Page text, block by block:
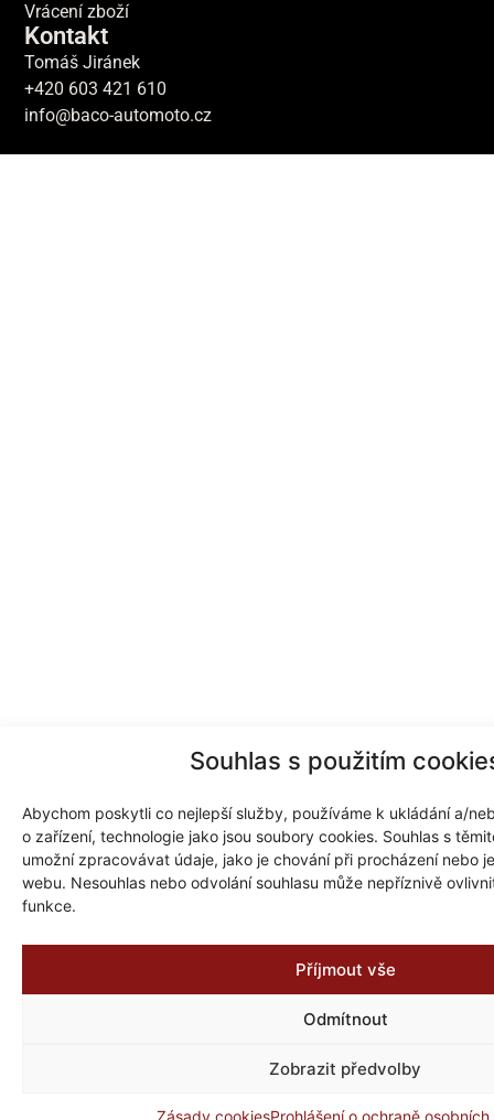
Souhlas s použitím
Abychom poskytli co nejlepší služby, používáme k ukládání a/
o zařízení, technologie jako jsou soubory cookies. Souhlas s
umožní zpracovávat údaje, jako je chování při procházení nebo
webu. Nesouhlas nebo odvolání souhlasu může nepříznivě
funkce.
Příjmout vše
Odmítnout
Zobrazit předvolby
Zásady cookiesProhlášení o ochraně osobních
Vrácení zboží
Kontakt
Tomáš Jiránek
+420 603 421 610
info@baco-automoto.cz